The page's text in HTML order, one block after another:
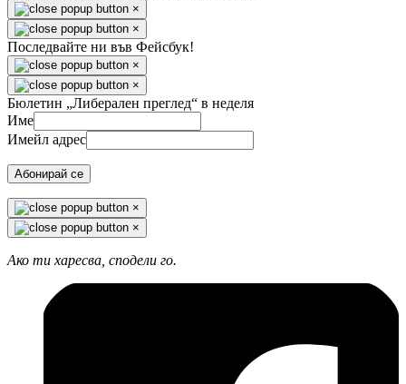
×
×
Последвайте ни във Фейсбук!
×
×
Бюлетин „Либерален преглед“ в неделя
Име
Имейл адрес
Абонирай се
×
×
Ако ти харесва, сподели го.